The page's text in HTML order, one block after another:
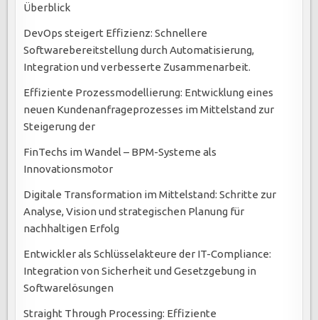
Überblick
DevOps steigert Effizienz: Schnellere
Softwarebereitstellung durch Automatisierung,
Integration und verbesserte Zusammenarbeit.
Effiziente Prozessmodellierung: Entwicklung eines
neuen Kundenanfrageprozesses im Mittelstand zur
Steigerung der
FinTechs im Wandel – BPM-Systeme als
Innovationsmotor
Digitale Transformation im Mittelstand: Schritte zur
Analyse, Vision und strategischen Planung für
nachhaltigen Erfolg
Entwickler als Schlüsselakteure der IT-Compliance:
Integration von Sicherheit und Gesetzgebung in
Softwarelösungen
Straight Through Processing: Effiziente